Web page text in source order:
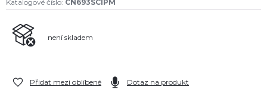
Katalogové číslo: CN693SCIPM
není skladem
Přidat mezi oblíbené Dotaz na produkt